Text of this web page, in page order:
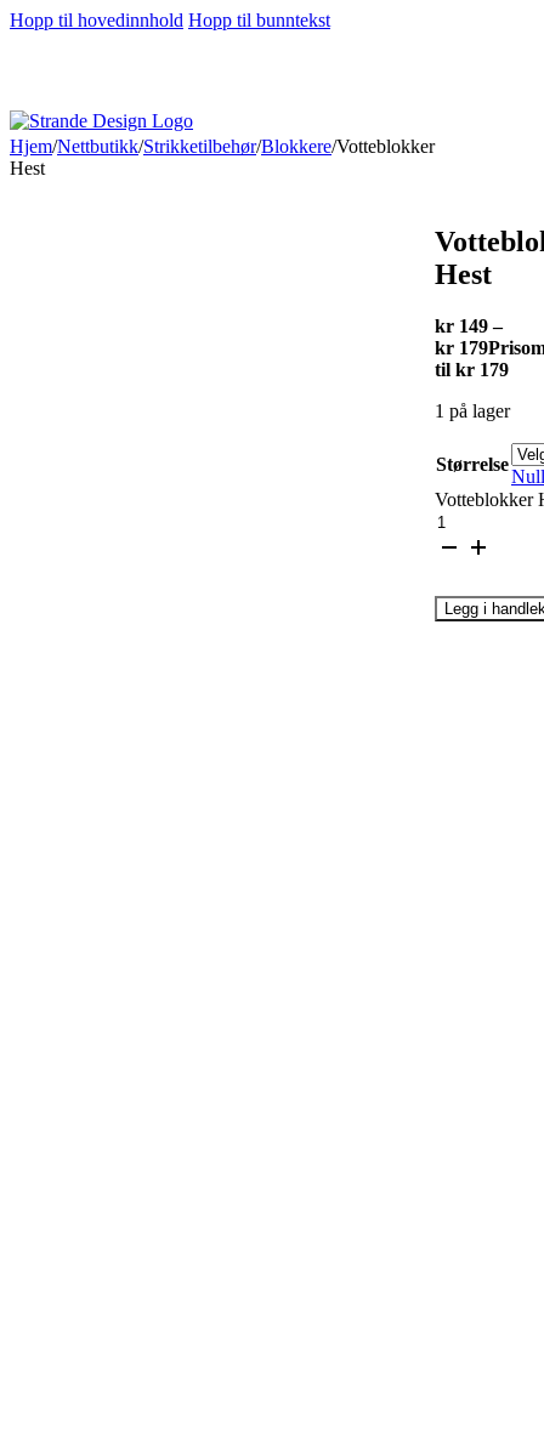
Hopp til hovedinnhold Hopp til bunntekst
Hjem/Nettbutikk/Strikketilbehør/Blokkere/Votteblokker
Hest
Hest
kr 149 –
kr 179
til kr 179
1 på lager
Størrelse
Votteblokker
Legg i